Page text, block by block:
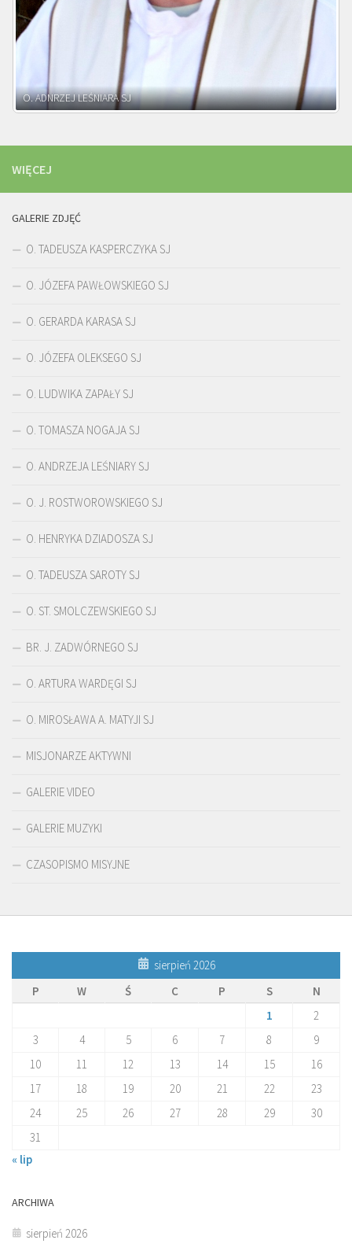
WIĘCEJ
GALERIE ZDJĘĆ
O. TADEUSZA KASPERCZYKA SJ
O. JÓZEFA PAWŁOWSKIEGO SJ
O. GERARDA KARASA SJ
O. JÓZEFA OLEKSEGO SJ
O. LUDWIKA ZAPAŁY SJ
O. TOMASZA NOGAJA SJ
O. ANDRZEJA LEŚNIARY SJ
O. J. ROSTWOROWSKIEGO SJ
O. HENRYKA DZIADOSZA SJ
O. TADEUSZA SAROTY SJ
O. ST. SMOLCZEWSKIEGO SJ
BR. J. ZADWÓRNEGO SJ
O. ARTURA WARDĘGI SJ
O. MIROSŁAWA A. MATYJI SJ
MISJONARZE AKTYWNI
GALERIE VIDEO
GALERIE MUZYKI
CZASOPISMO MISYJNE
sierpień 2026
P
W Ś C P S
N
1
2
3
4 5 6 7 8
9
10
11 12 13 14 15
16
17
18 19 20 21 22
23
24
25 26 27 28 29
30
31
« lip
ARCHIWA
sierpień 2026